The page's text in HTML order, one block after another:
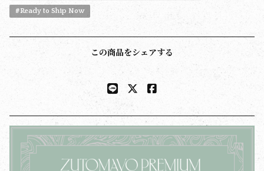
#Ready to Ship Now
この商品をシェアする